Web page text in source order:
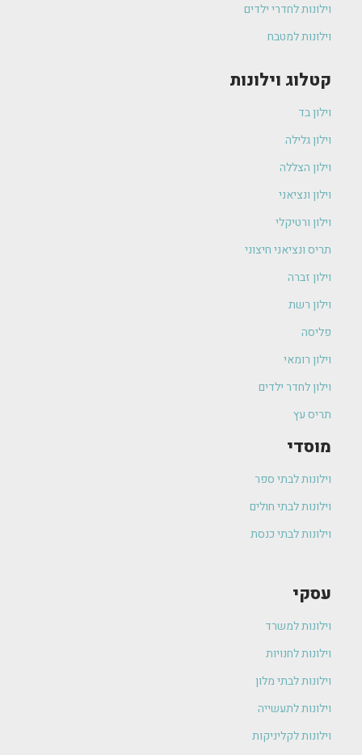
וילונות לחדרי ילדים
וילונות למטבח
קטלוג וילונות
וילון בד
וילון גלילה
וילון הצללה
וילון ונציאני
וילון ורטיקלי
תריס ונציאני חיצוני
וילון זברה
וילון רשת
פליסה
וילון רומאי
וילון לחדר ילדים
תריס עץ
מוסדי
וילונות לבתי ספר
וילונות לבתי חולים
וילונות לבתי כנסת
עסקי
וילונות למשרד
וילונות לחנויות
וילונות לבתי מלון
וילונות לתעשייה
וילונות לקליניקות